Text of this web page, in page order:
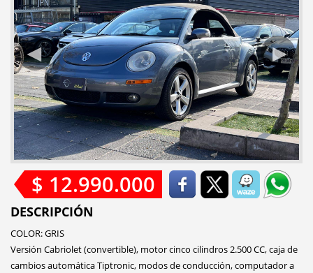
$ 12.990.000
DESCRIPCIÓN
COLOR: GRIS
Versión Cabriolet (convertible), motor cinco cilindros 2.500 CC, caja de
cambios automática Tiptronic, modos de conducción, computador a